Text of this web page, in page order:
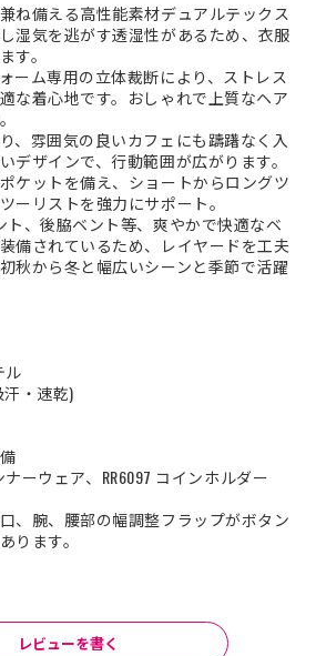
ね備える高性能素材デュアルテックス
湿気を逃がす透湿性があるため、衣服
す。
ーム専用の立体裁断により、ストレス
な着心地です。おしゃれで上質なヘア
、雰囲気の良いカフェにも躊躇なく入
デザインで、行動範囲が広がります。
ケットを備え、ショートからロングツ
ーリストを強力にサポート。
ト、後脇ベント等、爽やかで快適なベ
備されているため、レイヤードを工夫
秋から冬と幅広いシーンと季節で活躍
ル
・速乾)
ナーウェア、RR6097 コインホルダー
、腕、腰部の幅調整フラップがボタン
ります。
レビューを書く